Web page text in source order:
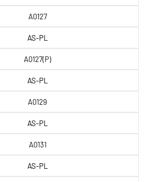
A0127
AS-PL
A0127(P)
AS-PL
A0129
AS-PL
A0131
AS-PL